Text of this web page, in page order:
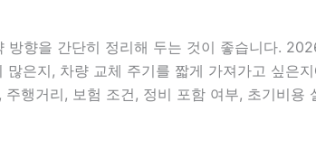
향을 간단히 정리해 두는 것이 좋습니다.
은지, 차량 교체 주기를 짧게 가져가고 싶
행거리, 보험 조건, 정비 포함 여부, 초기비